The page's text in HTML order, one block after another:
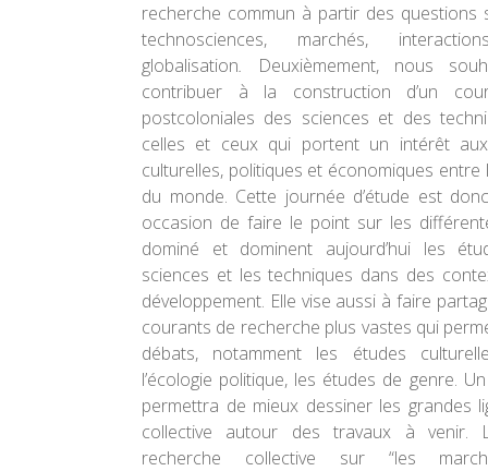
recherche commun à partir des
technosciences, marchés,
globalisation. Deuxièmement, nous
contribuer à la construction d’un
postcoloniales des sciences et des
celles et ceux qui portent un intérêt aux
culturelles, politiques et économiques
du monde. Cette journée d’étude est
occasion de faire le point sur les
dominé et dominent aujourd’hui les
sciences et les techniques dans des
développement. Elle vise aussi à faire
courants de recherche plus vastes qui
débats, notamment les études
l’écologie politique, les études de genre.
permettra de mieux dessiner les grandes
collective autour des travaux à venir.
recherche collective sur “les